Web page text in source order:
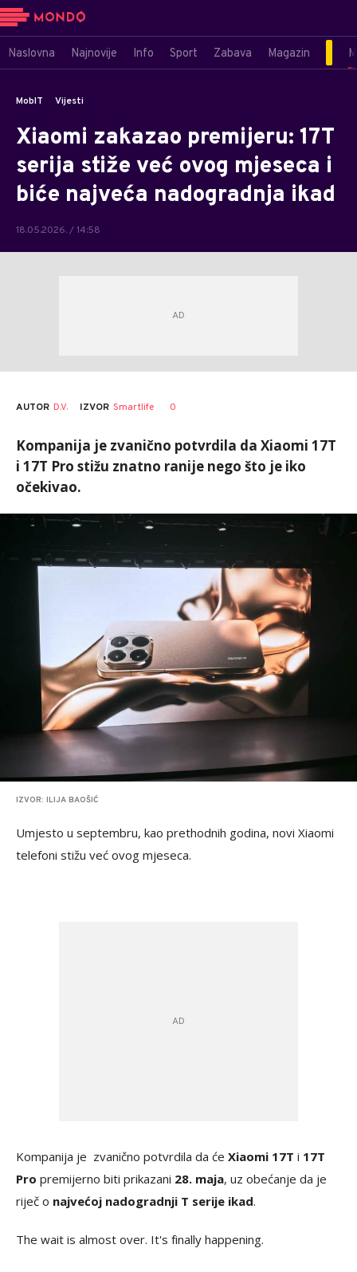
Naslovna Najnovije Info Sport Zabava Magazin
MobIT Vijesti
Xiaomi zakazao premijeru: 17T
serija stiže već ovog mjeseca i
biće najveća nadogradnja ikad
18.05.2026. / 14:58
AUTOR D.V. IZVOR Smartlife 0
Kompanija je zvanično potvrdila da Xiaomi 17T
i 17T Pro stižu znatno ranije nego što je iko
očekivao.
IZVOR: ILIJA BAOŠIĆ
Umjesto u septembru, kao prethodnih godina, novi Xiaomi
telefoni stižu već ovog mjeseca.
Kompanija je zvanično potvrdila da će Xiaomi 17T i 17T
Pro premijerno biti prikazani 28. maja, uz obećanje da je
riječ o najvećoj nadogradnji T serije ikad.
The wait is almost over. It's finally happening.